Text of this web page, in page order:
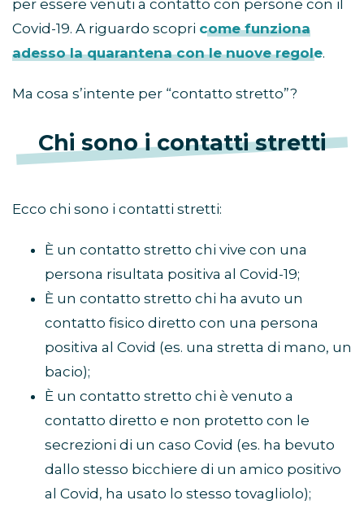
per essere venuti a contatto con persone con il
Covid-19. A riguardo scopri come funziona
adesso la quarantena con le nuove regole.
Ma cosa s’intente per “contatto stretto”?
Chi sono i contatti stretti
Ecco chi sono i contatti stretti:
È un contatto stretto chi vive con una
persona risultata positiva al Covid-19;
È un contatto stretto chi ha avuto un
contatto fisico diretto con una persona
positiva al Covid (es. una stretta di mano, un
bacio);
È un contatto stretto chi è venuto a
contatto diretto e non protetto con le
secrezioni di un caso Covid (es. ha bevuto
dallo stesso bicchiere di un amico positivo
al Covid, ha usato lo stesso tovagliolo);